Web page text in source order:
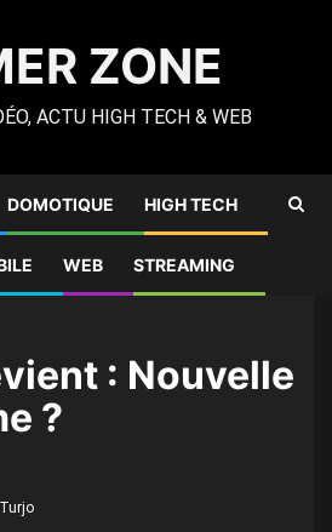
ZONE
ACTU HIGH TECH & WEB
DOMOTIQUE HIGH TECH
WEB STREAMING
: Nouvelle
?